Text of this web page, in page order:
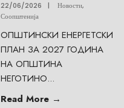
22/06/2026 | Новости,
Соопштенија
ОПШТИНСКИ ЕНЕРГЕТСКИ
ПЛАН ЗА 2027 ГОДИНА
НА ОПШТИНА
НЕГОТИНО...
Read More →